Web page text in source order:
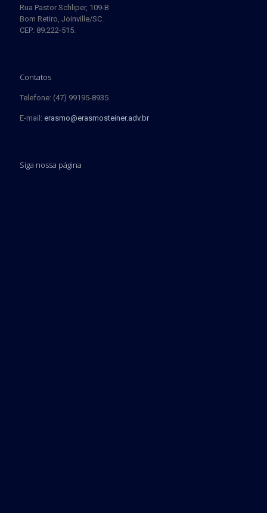
Rua Pastor Schliper, 109-B
Bom Retiro, Joinville/SC.
CEP: 89.222-515.
Contatos
Telefone: (47) 99195-8935
E-mail: erasmo@erasmosteiner.adv.br
Siga nossa página